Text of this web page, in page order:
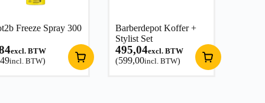
Freeze Spray 300
excl. BTW
incl. BTW)
Barberdepot Koffer +
Stylist Set
495,04excl. BTW
(599,00incl. BTW)